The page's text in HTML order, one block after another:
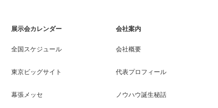
展示会カレンダー
全国スケジュール
東京ビッグサイト
幕張メッセ
会社案内
会社概要
代表プロフィール
ノウハウ誕生秘話